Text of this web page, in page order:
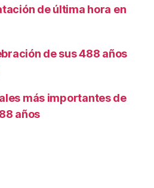
de última hora en
de sus 488 años
más importantes de
años